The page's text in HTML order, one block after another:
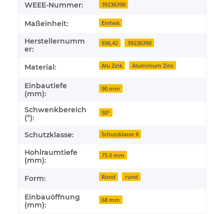
WEEE-Nummer: 39236390
Maßeinheit: Einheit
Herstellernumm
er:
936,42 39236390
Material: Alu Zink Aluminium Zinc
Einbautiefe
(mm):
90 mm
Schwenkbereich
(°):
50°
Schutzklasse: Schutzklasse II
Hohlraumtiefe
(mm):
75.0 mm
Form: Rond rund
Einbauöffnung
(mm):
68 mm